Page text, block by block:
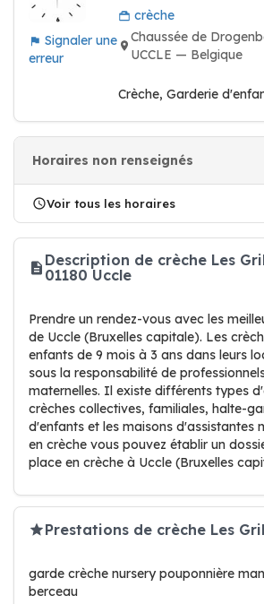
Signaler une
erreur
crèche
Chaussée de
UCCLE — Belgique
Crèche, Garderie
Horaires non renseignés
Voir tous les horaires
Description de crèche Les
01180 Uccle
Prendre un rendez-vous avec les
de Uccle (Bruxelles capitale). Les
enfants de 9 mois à 3 ans dans leurs
sous la responsabilité de
maternelles. Il existe différents types
crèches collectives, familiales, halte-
d'enfants et les maisons d'assistantes
en crèche vous pouvez établir un
place en crèche à Uccle (Bruxelles
Prestations de crèche Les
garde crèche nursery pouponnière
berceau